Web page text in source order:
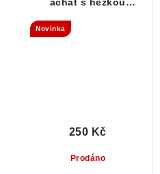
Novinka
Prodáno
250 Kč